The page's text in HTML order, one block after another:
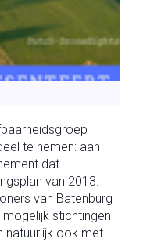
te nemen: aan
dat
van 2013.
van Batenburg
stichtingen
natuurlijk ook met